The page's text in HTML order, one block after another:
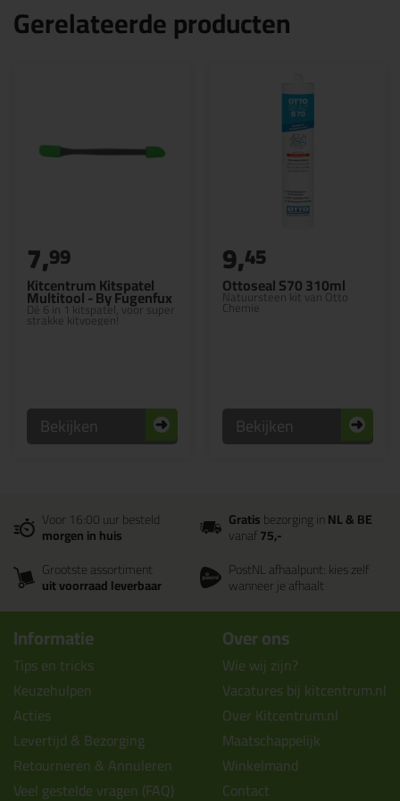
Gerelateerde producten
Kitcentrum Kitspatel
Multitool - By Fugenfux
Dé 6 in 1 kitspatel, voor super
strakke kitvoegen!
7,99
Bekijken
Ottoseal S70 310ml
Natuursteen kit van Otto
Chemie
9,45
Bekijken
Voor 16:00 uur besteld
morgen in huis
Gratisbezorging inNL & BE
vanaf75,-
Grootste assortiment
uit voorraad leverbaar
PostNL afhaalpunt: kies zelf
wanneer je afhaalt
Informatie
Tips en tricks
Keuzehulpen
Acties
Levertijd & Bezorging
Retourneren & Annuleren
Veel gestelde vragen (FAQ)
Over ons
Wie wij zijn?
Vacatures bij kitcentrum.nl
Over Kitcentrum.nl
Maatschappelijk
Winkelmand
Contact